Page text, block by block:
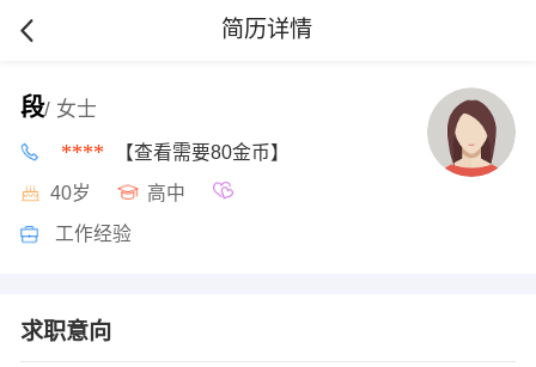
简历详情
段/ 女士
**** 【查看需要80金币】
40岁 高中
工作经验
求职意向